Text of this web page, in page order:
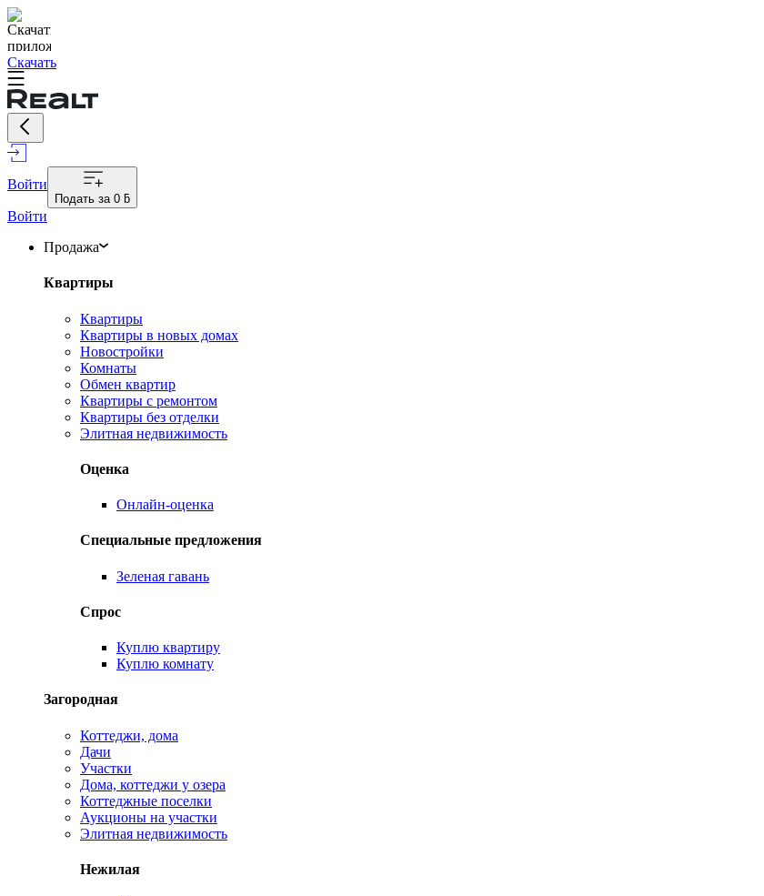
Скачать
Войти
Подать за 0 ƃ
Войти
Продажа
Квартиры
Квартиры
Квартиры в новых домах
Новостройки
Комнаты
Обмен квартир
Квартиры с ремонтом
Квартиры без отделки
Элитная недвижимость
Оценка
Онлайн-оценка
Специальные предложения
Зеленая гавань
Спрос
Куплю квартиру
Куплю комнату
Загородная
Коттеджи, дома
Дачи
Участки
Дома, коттеджи у озера
Коттеджные поселки
Аукционы на участки
Элитная недвижимость
Нежилая